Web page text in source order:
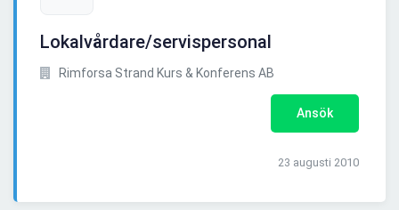
Lokalvårdare/servispersonal
Rimforsa Strand Kurs & Konferens AB
Ansök
23 augusti 2010